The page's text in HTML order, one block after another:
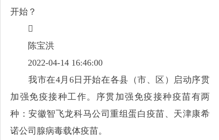
开始？

陈宝洪
2022-04-14 16:46:00
我市在4月6日开始在各县（市、区）启动序贯
加强免疫接种工作。序贯加强免疫接种疫苗有两
种：安徽智飞龙科马公司重组蛋白疫苗、天津康希
诺公司腺病毒载体疫苗。